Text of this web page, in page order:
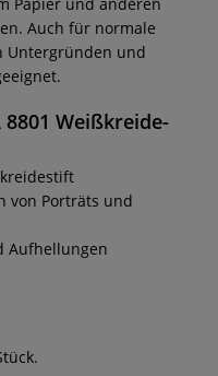
Auch für normale
Untergründen und
8801 Weißkreide-
von Porträts und
Aufhellungen